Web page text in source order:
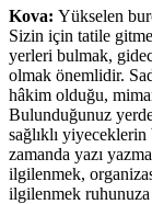
Kova: Yükselen
Sizin için tatile
yerleri bulmak,
olmak önemlidir.
hâkim olduğu,
Bulunduğunuz
sağlıklı
zamanda yazı
ilgilenmek,
ilgilenmek